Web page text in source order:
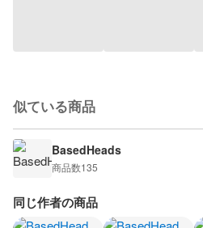
似ている商品
BasedHeads
商品数135
同じ作者の商品